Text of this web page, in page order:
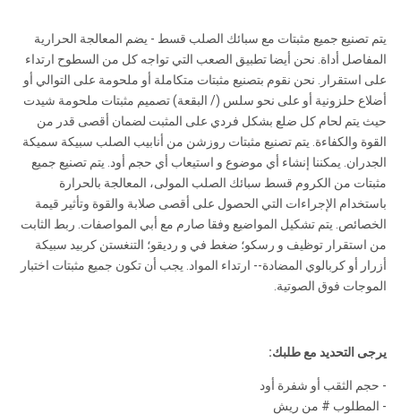
يتم تصنيع جميع مثبتات مع سبائك الصلب قسط - يضم المعالجة الحرارية
المفاصل أداة. نحن أيضا تطبيق الصعب التي تواجه كل من السطوح ارتداء
على استقرار. نحن نقوم بتصنيع مثبتات متكاملة أو ملحومة على التوالي أو
أضلاع حلزونية أو على نحو سلس (/ البقعة) تصميم مثبتات ملحومة شيدت
حيث يتم لحام كل ضلع بشكل فردي على المثبت لضمان أقصى قدر من
القوة والكفاءة. يتم تصنيع مثبتات روزشن من أنابيب الصلب سبيكة سميكة
الجدران. يمكننا إنشاء أي موضوع و استيعاب أي حجم أود. يتم تصنيع جميع
مثبتات من الكروم قسط سبائك الصلب المولى، المعالجة بالحرارة
باستخدام الإجراءات التي الحصول على أقصى صلابة والقوة وتأثير قيمة
الخصائص. يتم تشكيل المواضيع وفقا صارم مع أبي المواصفات. ربط الثابت
من استقرار توظيف و رسكو؛ ضغط في و رديقو؛ التنغستن كربيد سبيكة
أزرار أو كربالوي المضادة-- ارتداء المواد. يجب أن تكون جميع مثبتات اختبار
الموجات فوق الصوتية.
يرجى التحديد مع طلبك:
- حجم الثقب أو شفرة أود
- المطلوب # من ريش